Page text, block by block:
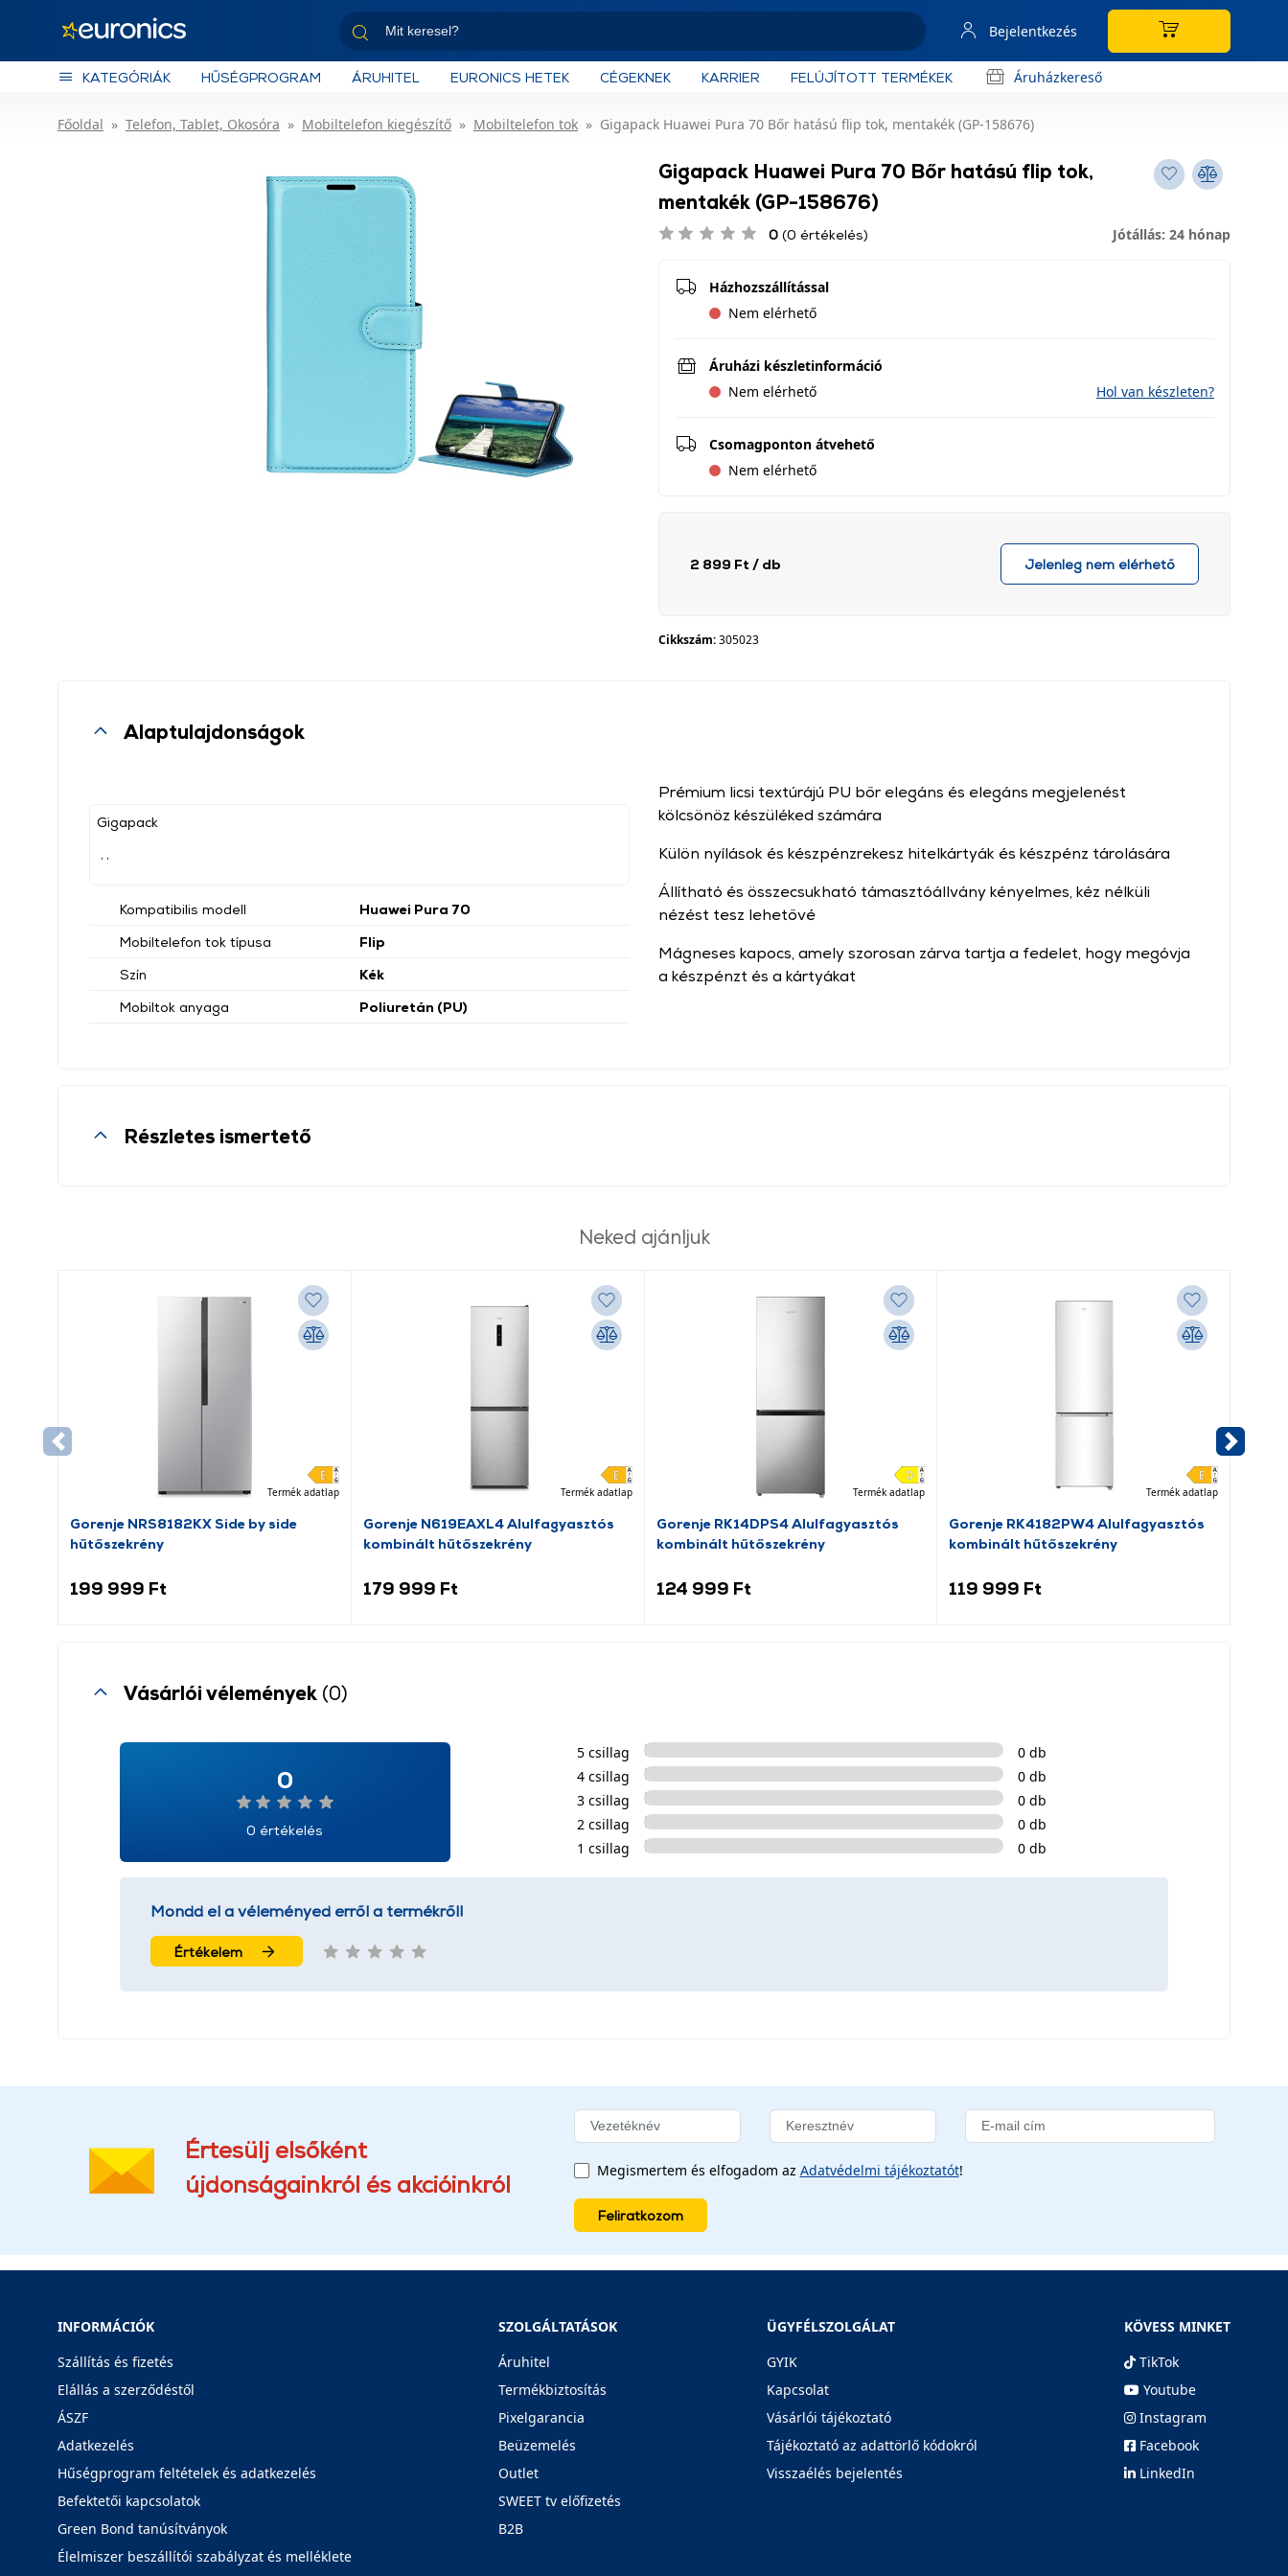
Bejelentkezés
KATEGÓRIÁK HŰSÉGPROGRAM ÁRUHITEL EURONICS HETEK CÉGEKNEK KARRIER FELÚJÍTOTT TERMÉKEK Áruházkereső
Főoldal Telefon, Tablet, Okosóra Mobiltelefon kiegészítő Mobiltelefon tok Gigapack Huawei Pura 70 Bőr hatású flip tok, mentakék (GP-158676)
Gigapack Huawei Pura 70 Bőr hatású flip tok,
mentakék (GP-158676)
0 (0 értékelés) Jótállás: 24 hónap
Házhozszállítással
Nem elérhető
Áruházi készletinformáció
Nem elérhető
Hol van készleten?
Csomagponton átvehető
Nem elérhető
2 899 Ft / db Jelenleg nem elérhető
Cikkszám:305023
Alaptulajdonságok
Gigapack
Kompatibilis modell
Huawei Pura 70
Mobiltelefon tok típusa
Flip
Szín
Kék
Mobiltok anyaga
Poliuretán (PU)
Prémium licsi textúrájú PU bőr elegáns és elegáns megjelenést
kölcsönöz készüléked számára
Külön nyílások és készpénzrekesz hitelkártyák és készpénz tárolására
Állítható és összecsukható támasztóállvány kényelmes, kéz nélküli
nézést tesz lehetővé
Mágneses kapocs, amely szorosan zárva tartja a fedelet, hogy megóvja
a készpénzt és a kártyákat
Részletes ismertető
Neked ajánljuk
Termék adatlap
Gorenje NRS8182KX Side by side
hűtőszekrény
199 999 Ft
Termék adatlap
Gorenje N619EAXL4 Alulfagyasztós
kombinált hűtőszekrény
179 999 Ft
Termék adatlap
Gorenje RK14DPS4 Alulfagyasztós
kombinált hűtőszekrény
124 999 Ft
Termék adatlap
Gorenje RK4182PW4 Alulfagyasztós
kombinált hűtőszekrény
119 999 Ft
Vásárlói vélemények (0)
0
0 értékelés
5 csillag
0 db
4 csillag
0 db
3 csillag
0 db
2 csillag
0 db
1 csillag
0 db
Mondd el a véleményed erről a termékről!
Értékelem
Értesülj elsőként
újdonságainkról és akcióinkról
Megismertem és elfogadom az Adatvédelmi tájékoztatót!
Feliratkozom
INFORMÁCIÓK
Szállítás és fizetés
Elállás a szerződéstől
ÁSZF
Adatkezelés
Hűségprogram feltételek és adatkezelés
Befektetői kapcsolatok
Green Bond tanúsítványok
Élelmiszer beszállítói szabályzat és melléklete
SZOLGÁLTATÁSOK
Áruhitel
Termékbiztosítás
Pixelgarancia
Beüzemelés
Outlet
SWEET tv előfizetés
B2B
ÜGYFÉLSZOLGÁLAT
GYIK
Kapcsolat
Vásárlói tájékoztató
Tájékoztató az adattörlő kódokról
Visszaélés bejelentés
KÖVESS MINKET
TikTok
Youtube
Instagram
Facebook
LinkedIn